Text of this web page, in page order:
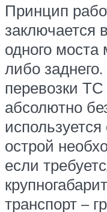
Принцип
заключается
одного
либо
перевозки ТС
абсолютно
острой
если
транспорт –